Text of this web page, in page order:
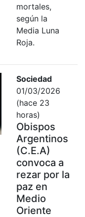
mortales,
según la
Media Luna
Roja.
Sociedad
01/03/2026
(hace 23
horas)
Obispos
Argentinos
(C.E.A)
convoca a
rezar por la
paz en
Medio
Oriente